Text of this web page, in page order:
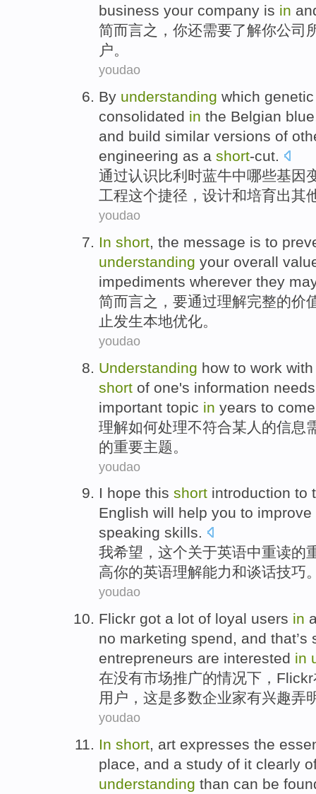
business your company is in
简而言之 ， 你还需要了解你公司
户。
youdao
By understanding which genetic
consolidated in the Belgian blue
and build similar versions of
engineering as a short-cut.
通过认识 比利时蓝牛中哪些基因
工程这个捷径， 设计和培育出其
youdao
In short, the message is to
understanding your overall
impediments wherever they
简而言之，要通过理解完整的价
止发生本地优化。
youdao
Understanding how to work with
short of one's information needs
important topic in years to
理解如何处理不符合某人 的信息
的重要主题 。
youdao
I hope this short introduction to
English will help you to improve
speaking skills.
我希望 ， 这个关于英语中重读的
高你的英语理解能力和谈话技巧
youdao
Flickr got a lot of loyal users in
no marketing spend, and that’s
entrepreneurs are interested in
在没有市场推广的情况下， Flickr
用户 ， 这是多数企业家有兴趣弄
youdao
In short, art expresses the
place, and a study of it clearly
understanding than can be